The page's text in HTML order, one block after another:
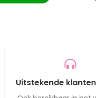
Uitstekende